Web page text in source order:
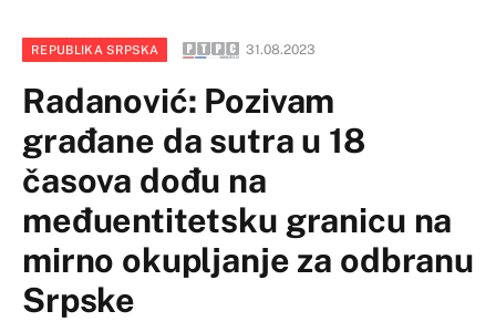
REPUBLIKA SRPSKA 31.08.2023
Radanović: Pozivam
građane da sutra u 18
časova dođu na
međuentitetsku granicu na
mirno okupljanje za odbranu
Srpske